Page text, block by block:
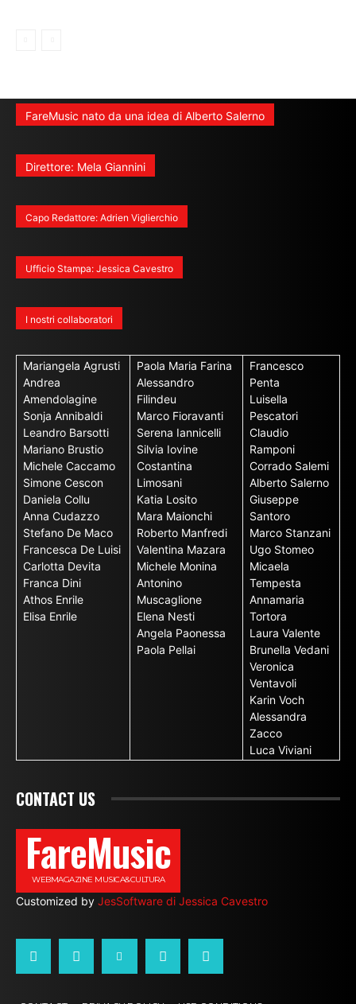
FareMusic nato da una idea di Alberto Salerno
Direttore: Mela Giannini
Capo Redattore: Adrien Viglierchio
Ufficio Stampa: Jessica Cavestro
I nostri collaboratori
Mariangela Agrusti
Andrea
Amendolagine
Sonja Annibaldi
Leandro Barsotti
Mariano Brustio
Michele Caccamo
Simone Cescon
Daniela Collu
Anna Cudazzo
Stefano De Maco
Francesca De Luisi
Carlotta Devita
Franca Dini
Athos Enrile
Elisa Enrile
Paola Maria Farina
Alessandro
Filindeu
Marco Fioravanti
Serena Iannicelli
Silvia Iovine
Costantina
Limosani
Katia Losito
Mara Maionchi
Roberto Manfredi
Valentina Mazara
Michele Monina
Antonino
Muscaglione
Elena Nesti
Angela Paonessa
Paola Pellai
Francesco
Penta
Luisella
Pescatori
Claudio
Ramponi
Corrado Salemi
Alberto Salerno
Giuseppe
Santoro
Marco Stanzani
Ugo Stomeo
Micaela
Tempesta
Annamaria
Tortora
Laura Valente
Brunella Vedani
Veronica
Ventavoli
Karin Voch
Alessandra
Zacco
Luca Viviani
CONTACT US
FareMusic
WEBMAGAZINE MUSICA&CULTURA
Customized by JesSoftware di Jessica Cavestro